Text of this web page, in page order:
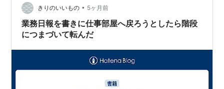
ため、もう一台モバイルバッテリーを分解します。 こち
らはバッテリー６本仕様 この取り出したバッテリーを壊
れているであろう基盤に繋いでみ…
きりのいいもの • 5ヶ月前
業務日報を書きに仕事部屋へ戻ろうとしたら階段
につまづいて転んだ